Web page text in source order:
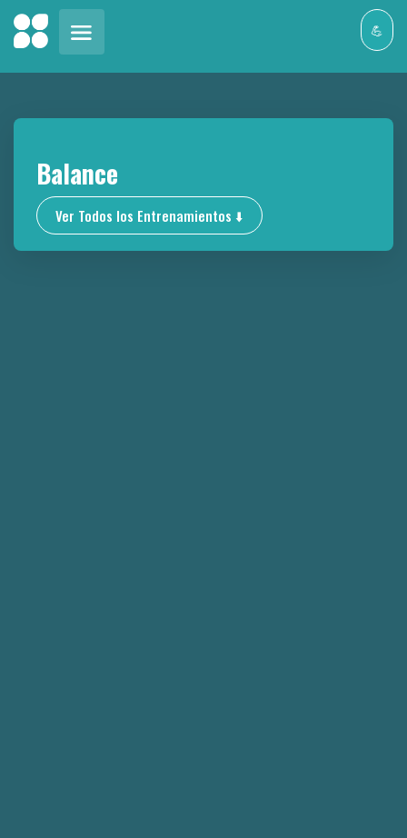
💪
Balance
Ver Todos los Entrenamientos ⬇️